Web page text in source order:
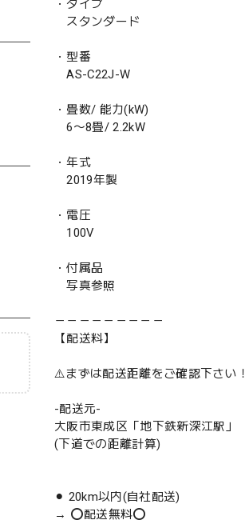
・タイプ
スタンダード
・型番
AS-C22J-W
・畳数/ 能力(kW)
6〜8畳/ 2.2kW
・年式
2019年製
・電圧
100V
・付属品
写真参照
－－－－－－－－－
【配送料】
⚠️まずは配送距離をご確認下さい！
-配送元-
大阪市東成区「地下鉄新深江駅」
(下道での距離計算)
⚫︎ 20km以内(自社配送)
→ ⭕️配送無料⭕️